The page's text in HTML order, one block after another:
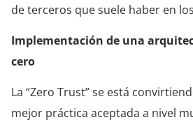
de terceros que suele haber en
Implementación de una
cero
La “Zero Trust” se está
mejor práctica aceptada a nivel